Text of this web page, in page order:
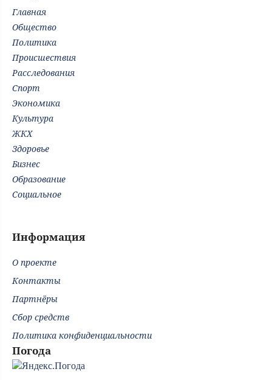
Главная
Общество
Политика
Происшествия
Расследования
Спорт
Экономика
Культура
ЖКХ
Здоровье
Бизнес
Образование
Социальное
Информация
О проекте
Контакты
Партнёры
Сбор средств
Политика конфиденциальности
Погода